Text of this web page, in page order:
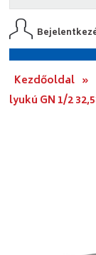
Kezdőoldal »
lyukú GN 1/2